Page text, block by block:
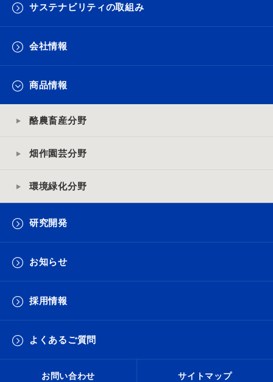
サステナビリティの取組み
会社情報
商品情報
酪農畜産分野
畑作園芸分野
環境緑化分野
研究開発
お知らせ
採用情報
よくあるご質問
お問い合わせ サイトマップ